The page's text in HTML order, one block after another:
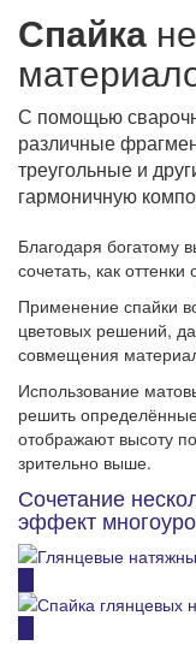
Спайка
С помощью
различные
треугольные и
гармоничную
Благодаря богатому
сочетать, как
Применение спайки
цветовых решений,
совмещения
Использование
решить
отображают высоту
зрительно выше.
Сочетание
эффект